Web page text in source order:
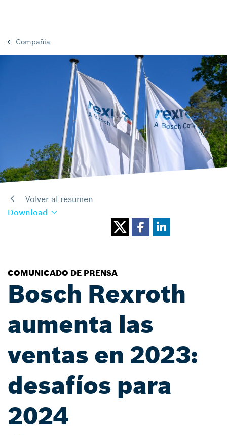
Compañia
Volver al resumen
Download
COMUNICADO DE PRENSA
Bosch Rexroth
aumenta las
ventas en 2023:
desafíos para
2024